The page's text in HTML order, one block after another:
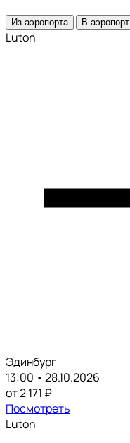
Из аэропорта В аэропорт
Luton
Эдинбург
13:00 • 28.10.2026
от 2 171 ₽
Посмотреть
Luton